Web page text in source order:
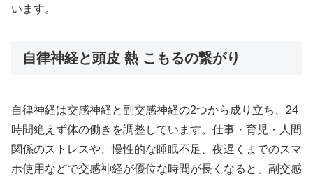
います。
自律神経と頭皮 熱 こもるの繋がり
自律神経は交感神経と副交感神経の2つから成り立ち、24
時間絶えず体の働きを調整しています。仕事・育児・人間
関係のストレスや、慢性的な睡眠不足、夜遅くまでのスマ
ホ使用などで交感神経が優位な時間が長くなると、副交感